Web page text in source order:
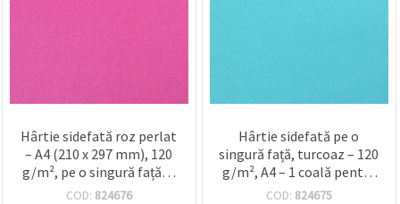
Hârtie sidefată roz perlat
– A4 (210 x 297 mm), 120
g/m², pe o singură față, 1
coală pentru cardmaking,
COD: 824676
Hârtie sidefată pe o
singură față, turcoaz – 120
g/m², A4 – 1 coală pentru
handmade, craft și
COD: 824675